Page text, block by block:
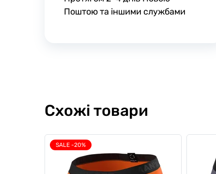
Поштою та іншими службами
Схожі товари
SALE -20%